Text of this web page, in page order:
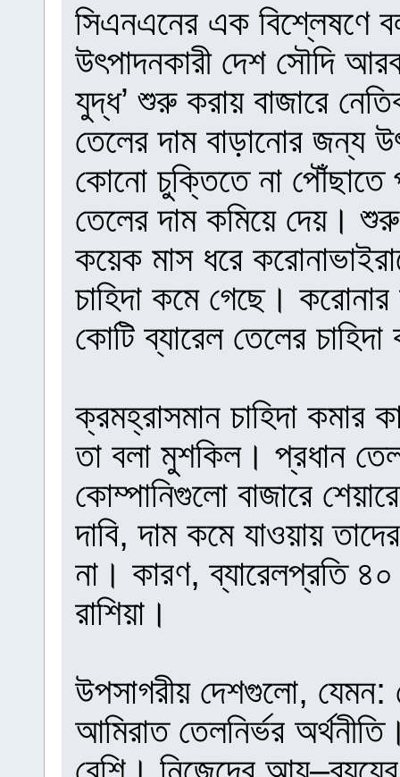
সিএনএনের এক বিশ্লেষণে
উৎপাদনকারী দেশ সৌদি
যুদ্ধ’ শুরু করায় বাজারে
তেলের দাম বাড়ানোর জন্য
কোনো চুক্তিতে না পৌঁছাতে
তেলের দাম কমিয়ে দেয়।
কয়েক মাস ধরে
চাহিদা কমে গেছে।
কোটি ব্যারেল তেলের
ক্রমহ্রাসমান চাহিদা কমার
তা বলা মুশকিল। প্রধান
কোম্পানিগুলো বাজারে
দাবি, দাম কমে যাওয়ায়
না। কারণ, ব্যারেলপ্রতি ৪০
রাশিয়া।
উপসাগরীয় দেশগুলো,
আমিরাত তেলনির্ভর